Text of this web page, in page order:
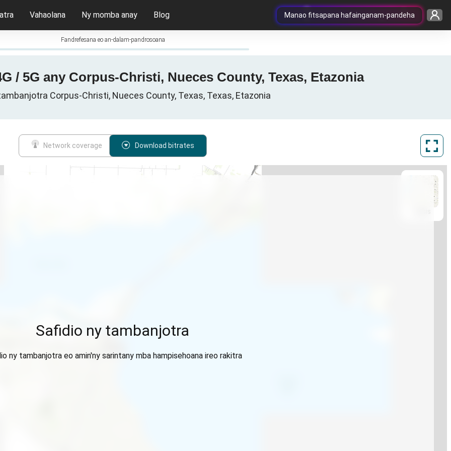
Manao fitsapana hafainganam-pandeha
Vahaolana Ny momba anay Blog
Fandrefesana eo an-dalam-pandrosoana
/ 5G any Corpus-Christi, Nueces County, Texas, Etazonia
Corpus-Christi, Nueces County, Texas, Texas, Etazonia
Network coverage Download bitrates
Safidio ny tambanjotra
ny tambanjotra eo amin'ny sarintany mba hampisehoana ireo rakitra